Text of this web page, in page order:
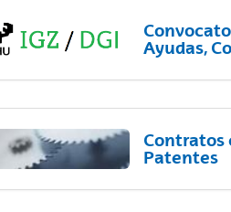
Ayudas,
Contratos
Patentes